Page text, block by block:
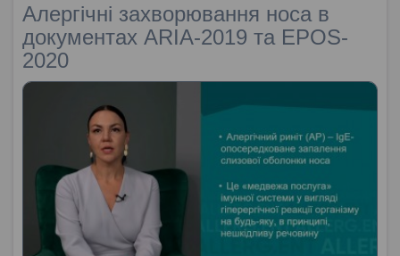
Алергічні захворювання носа в
документах ARIA-2019 та EPOS-
2020